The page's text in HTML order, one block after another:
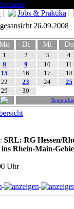
| Jobs & Praktika |
26.09.2008
Di Mi Do
1 2 3
4
8
9 10
11
15
16 17
18
22
23 24
25
29
30
SRL: RG Hessen/
Rhein-Main-
Uhr